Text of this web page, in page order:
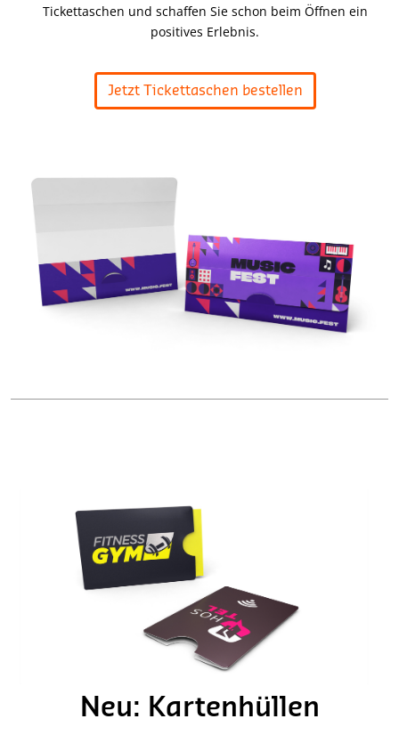
Tickettaschen und schaffen Sie schon beim Öffnen ein
positives Erlebnis.
Jetzt Tickettaschen bestellen
Neu: Kartenhüllen